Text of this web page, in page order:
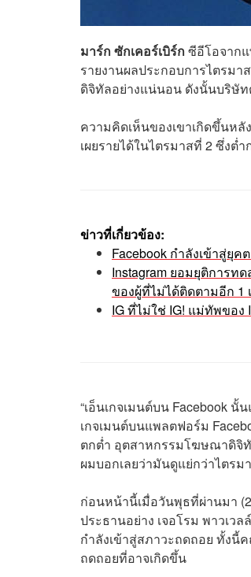
มาร์ก ซักเคอร์เบิร์ก ซีอีโอจาก
รายงานผลประกอบการไตรมา
ดิจิทัลอย่างแน่นอน ดังนั้นบริษัท
ความคิดเห็นของเขาเกิดขึ้นห
เผยรายได้ในไตรมาสที่ 2 ซึ่งต่
ข่าวที่เกี่ยวข้อง:
Facebook กำลังเข้าสู่ยุ
Instagram ยอมยุติการท
ของผู้ที่ไม่ได้ติดตามอีก 1
IG ที่ไม่ใช่ IG! แม่ทัพของ
“เอ็นเกจเมนต์บน Facebook นั้
เกจเมนต์บนแพลตฟอร์ม
ตกต่ำ อุตสาหกรรมโฆษณาดิจิทั
ผมบอกเลยว่ามันดูแย่กว่าไตรม
ก่อนหน้านี้เมื่อวันพุธที่ผ่านมา
ประธานอย่าง เจอโรม พาวเว
กำลังเข้าสู่สภาวะถดถอย ทั้งนี้
ถดถอยที่อาจเกิดขึ้น